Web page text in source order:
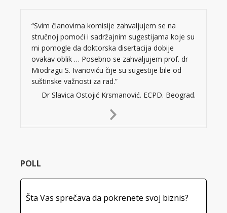
“Svim članovima komisije zahvaljujem se na
stručnoj pomoći i sadržajnim sugestijama koje su
mi pomogle da doktorska disertacija dobije
ovakav oblik … Posebno se zahvaljujem prof. dr
Miodragu S. Ivanoviću čije su sugestije bile od
suštinske važnosti za rad.”
Dr Slavica Ostojić Krsmanović. ECPD. Beograd.
Next
POLL
Šta Vas sprečava da pokrenete svoj biznis?